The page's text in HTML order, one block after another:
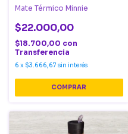
Mate Térmico Minnie
$22.000,00
$18.700,00 con
Transferencia
6 x $3.666,67 sin interés